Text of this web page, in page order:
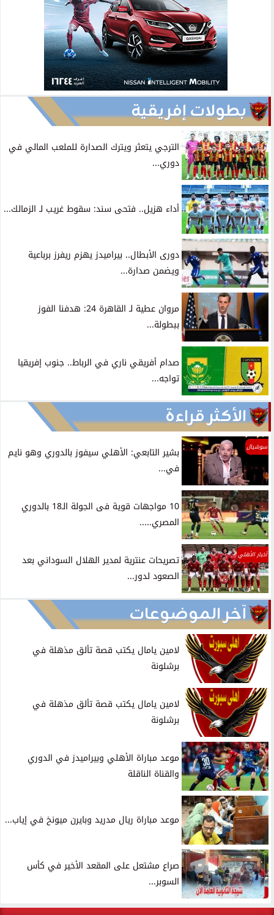
بطولات إفريقية
الترجي يتعثر ويترك الصدارة للملعب المالي في
دوري...
أداء هزيل.. فتحى سند: سقوط غريب لـ الزمالك...
دورى الأبطال.. بيراميدز يهزم ريفرز برباعية
ويضمن صدارة...
مروان عطية لـ القاهرة 24: هدفنا الفوز
ببطولة...
صدام أفريقي ناري في الرباط.. جنوب إفريقيا
تواجه...
الأكثر قراءة
سوشيال
بشير التابعي: الأهلي سيفوز بالدوري وهو نايم
في...
10 مواجهات قوية فى الجولة الـ18 بالدوري
المصري.....
أخبار الأهلي
تصريحات عنترية لمدير الهلال السوداني بعد
الصعود لدور...
آخر الموضوعات
لامين يامال يكتب قصة تألق مذهلة في
برشلونة
لامين يامال يكتب قصة تألق مذهلة في
برشلونة
موعد مباراة الأهلي وبيراميدز في الدوري
والقناة الناقلة
موعد مباراة ريال مدريد وبايرن ميونخ في إياب...
صراع مشتعل على المقعد الأخير في كأس
السوبر...